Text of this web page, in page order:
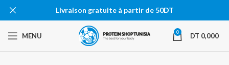
MENU 0 DT 0,000
Livraison gratuite à partir de 50DT